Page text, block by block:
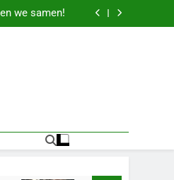
we samen!
topavond